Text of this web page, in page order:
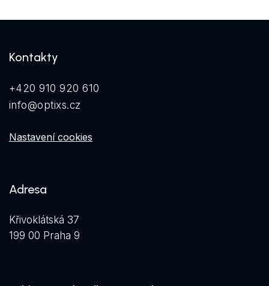
Kontakty
+420 910 920 610
info@optixs.cz
Nastavení cookies
Adresa
Křivoklátská 37
199 00 Praha 9